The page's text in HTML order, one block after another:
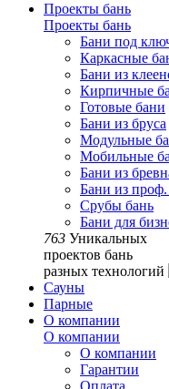
Проекты бань
Проекты бань
Бани под
Каркасные
Бани из
Кирпичные
Готовые бани
Бани из бруса
Модульные
Мобильные
Бани из
Бани из проф.
Срубы бань
Бани для
763 Уникальных
проектов бань
разных технологий
Сауны
Парные
О компании
О компании
О компании
Гарантии
Оплата